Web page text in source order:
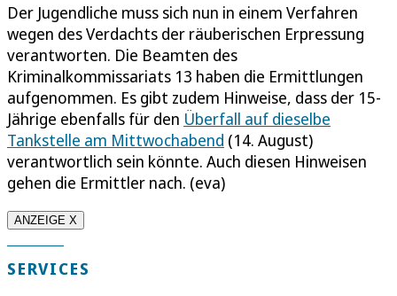
Der Jugendliche muss sich nun in einem Verfahren
wegen des Verdachts der räuberischen Erpressung
verantworten. Die Beamten des
Kriminalkommissariats 13 haben die Ermittlungen
aufgenommen. Es gibt zudem Hinweise, dass der 15-
Jährige ebenfalls für den Überfall auf dieselbe
Tankstelle am Mittwochabend (14. August)
verantwortlich sein könnte. Auch diesen Hinweisen
gehen die Ermittler nach. (eva)
ANZEIGE X
SERVICES